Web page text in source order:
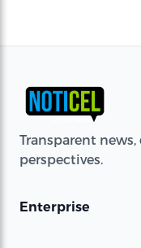
Transparent
perspectives.
Enterprise